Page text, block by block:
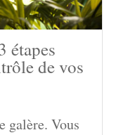
étapes
de vos
galère. Vous